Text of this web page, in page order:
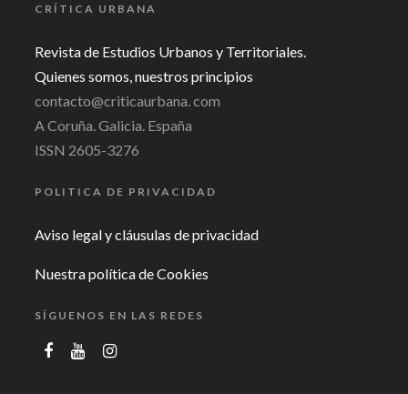
CRÍTICA URBANA
Revista de Estudios Urbanos y Territoriales.
Quienes somos, nuestros principios
contacto@criticaurbana. com
A Coruña. Galicia. España
ISSN 2605-3276
POLITICA DE PRIVACIDAD
Aviso legal y cláusulas de privacidad
Nuestra política de Cookies
SÍGUENOS EN LAS REDES